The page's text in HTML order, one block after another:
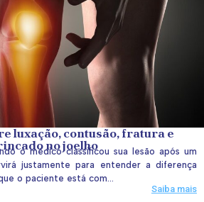
luxação, contusão, fratura e
no joelho
o médico classificou sua lesão após um
justamente para entender a diferença
o paciente está com...
Saiba mais